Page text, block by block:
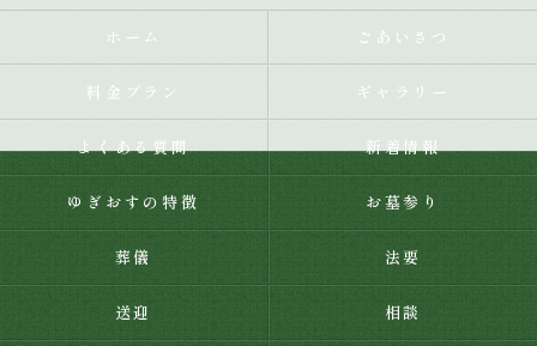
ホーム ごあいさつ
料金プラン ギャラリー
よくある質問 新着情報
ゆぎおすの特徴 お墓参り
葬儀 法要
送迎 相談